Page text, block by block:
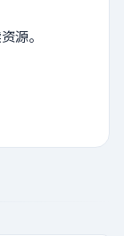
源。